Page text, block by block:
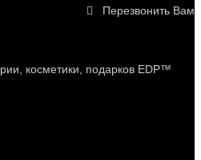
Перезвонить Вам
косметики, подарков EDP™